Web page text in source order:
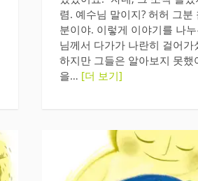
렴. 예수님 말이지? 허허 그분
분이야. 이렇게 이야기를 나
님께서 다가가 나란히 걸어가
하지만 그들은 알아보지 못했
을… [더 보기]